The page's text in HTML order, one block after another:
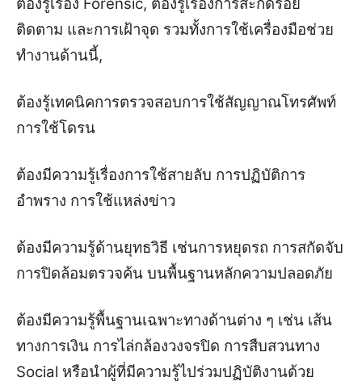
ติดตาม และการเฝ้าจุด รวมทั้งการใช้เครื่องมือช่วย
ทำงานด้านนี้,
ต้องรู้เทคนิคการตรวจสอบการใช้สัญญาณโทรศัพท์
การใช้โดรน
ต้องมีความรู้เรื่องการใช้สายลับ การปฏิบัติการ
อำพราง การใช้แหล่งข่าว
ต้องมีความรู้ด้านยุทธวิธี เช่นการหยุดรถ การสกัดจับ
การปิดล้อมตรวจค้น บนพื้นฐานหลักความปลอดภัย
ต้องมีความรู้พื้นฐานเฉพาะทางด้านต่าง ๆ เช่น เส้น
ทางการเงิน การไล่กล้องวงจรปิด การสืบสวนทาง
Social หรือนำผู้ที่มีความรู้ไปร่วมปฏิบัติงานด้วย